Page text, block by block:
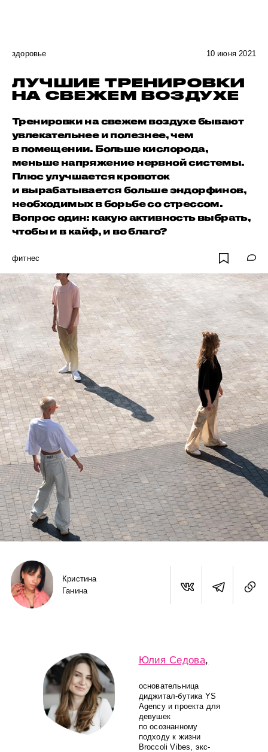
здоровье 10 июня 2021
ЛУЧШИЕ ТРЕНИРОВКИ
НА СВЕЖЕМ ВОЗДУХЕ
Тренировки на свежем воздухе бывают
увлекательнее и полезнее, чем
в помещении. Больше кислорода,
меньше напряжение нервной системы.
Плюс улучшается кровоток
и вырабатывается больше эндорфинов,
необходимых в борьбе со стрессом.
Вопрос один: какую активность выбрать,
чтобы и в кайф, и во благо?
фитнес
Кристина
Ганина
Юлия Седова,
основательница
диджитал-бутика YS
Agency и проекта для
девушек
по осознанному
подходу к жизни
Broccoli Vibes, экс-